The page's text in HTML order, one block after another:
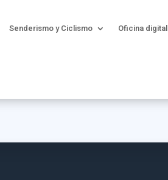
Senderismo y Ciclismo Oficina digital